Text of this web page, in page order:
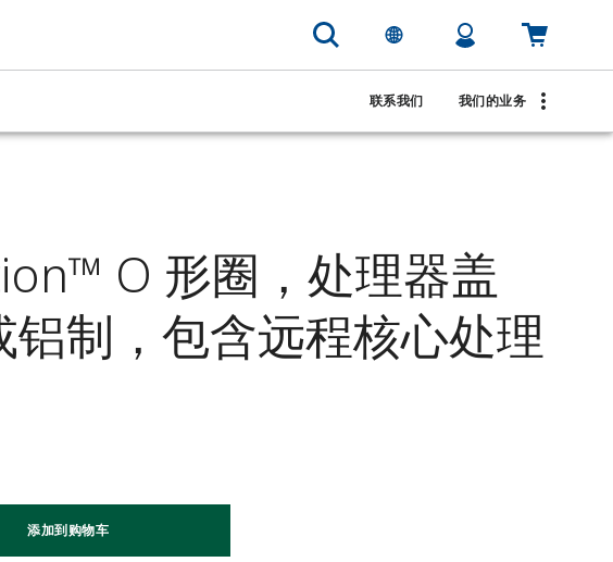
联系我们 我们的业务
O 形圈，处理器盖
铝制，包含远程核心处理
添加到购物车